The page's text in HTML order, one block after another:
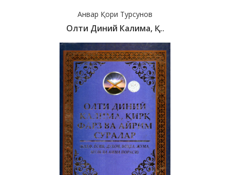
Анвар Қори Турсунов
Олти Диний Калима, Қ..